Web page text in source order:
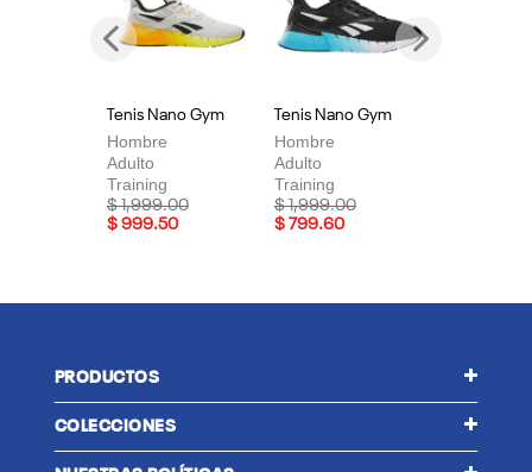
Tenis Nano Gym
Hombre
Adulto
Training
Price reduced from
$ 1,999.00to
$ 999.50
Tenis Nano Gym
Hombre
Adulto
Training
Price reduced from
$ 1,999.00to
$ 799.60
Previous
PRODUCTOS
COLECCIONES